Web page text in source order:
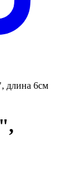
длина 6см